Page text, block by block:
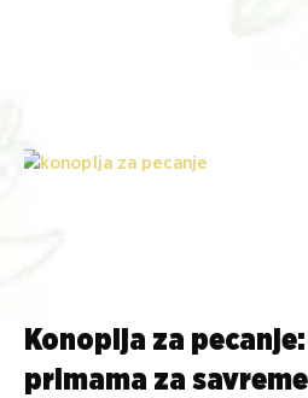
Konoplja za
primama za